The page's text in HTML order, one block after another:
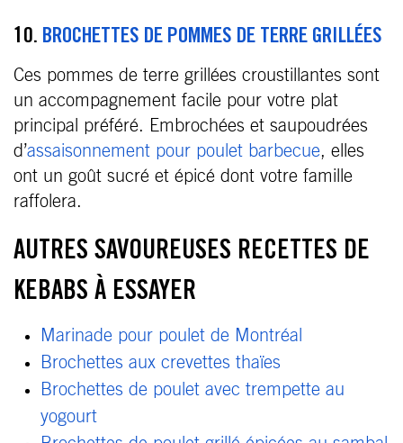
10. BROCHETTES DE POMMES DE TERRE GRILLÉES
Ces pommes de terre grillées croustillantes sont
un accompagnement facile pour votre plat
principal préféré. Embrochées et saupoudrées
d’assaisonnement pour poulet barbecue, elles
ont un goût sucré et épicé dont votre famille
raffolera.
AUTRES SAVOUREUSES RECETTES DE
KEBABS À ESSAYER
Marinade pour poulet de Montréal
Brochettes aux crevettes thaïes
Brochettes de poulet avec trempette au
yogourt